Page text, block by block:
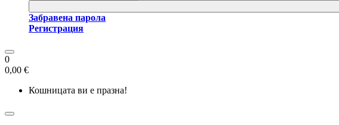
Забравена парола
Регистрация
0
0,00 €
Кошницата ви е празна!